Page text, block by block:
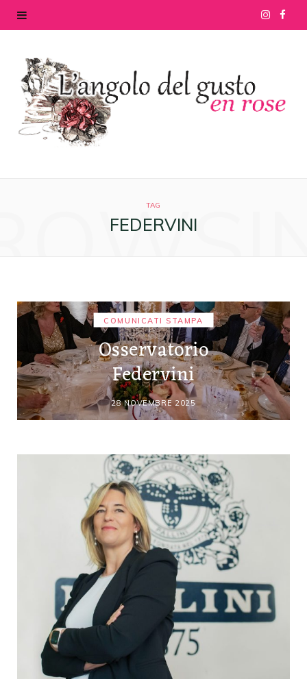
I
t e
TAG
FEDERVINI
COMUNICATI STAMPA
Osservatorio
Federvini
28 NOVEMBRE 2025